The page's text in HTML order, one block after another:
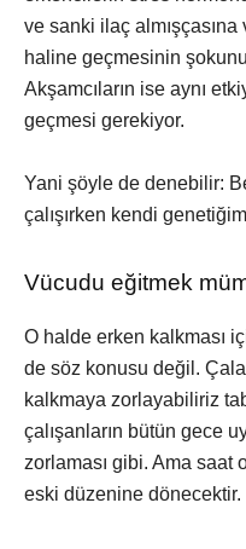
ve sanki ilaç
haline geçmesinin şokunu
Akşamcıların ise aynı
geçmesi gerekiyor.
Yani şöyle de denebilir:
çalışırken kendi
Vücudu eğitmek
O halde erken kalkması
de söz konusu değil.
kalkmaya zorlayabiliriz
çalışanların bütün gece
zorlaması gibi. Ama saat
eski düzenine dönecektir.